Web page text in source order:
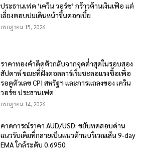
ประธานเฟด ‘เควิน วอร์ช’ กร้าวต้านเงินเฟ้อ แต่
เลี่ยงตอบปมเดินหน้าขึ้นดอกเบี้ย
กรกฎาคม 15, 2026
ราคาทองคำดีดตัวกลับจากจุดต่ำสุดในรอบสอง
สัปดาห์ ขณะที่ฝั่งดอลลาร์เริ่มชะลอแรงซื้อเพื่อ
รอดูตัวเลข CPI สหรัฐฯ และการแถลงของ เควิน
วอร์ช ประธานเฟด
กรกฎาคม 14, 2026
คาดการณ์ราคา AUD/USD: ขยับทดสอบด่าน
แนวรับเดิมที่กลายเป็นแนวต้านบริเวณเส้น 9-day
EMA ใกล้ระดับ 0.6950